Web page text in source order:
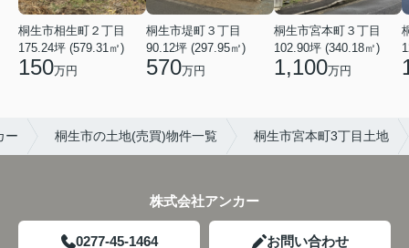
桐生市相生町２丁目
175.24坪 (579.31㎡)
150万円
桐生市堤町３丁目
90.12坪 (297.95㎡)
570万円
桐生市宮本町３丁目
102.90坪 (340.18㎡)
1,100万円
ー 桐生市の土地(売買)物件一覧 桐生市宮本町3丁目土地
株式会社アンカー
0277-45-1464 お問い合わせ